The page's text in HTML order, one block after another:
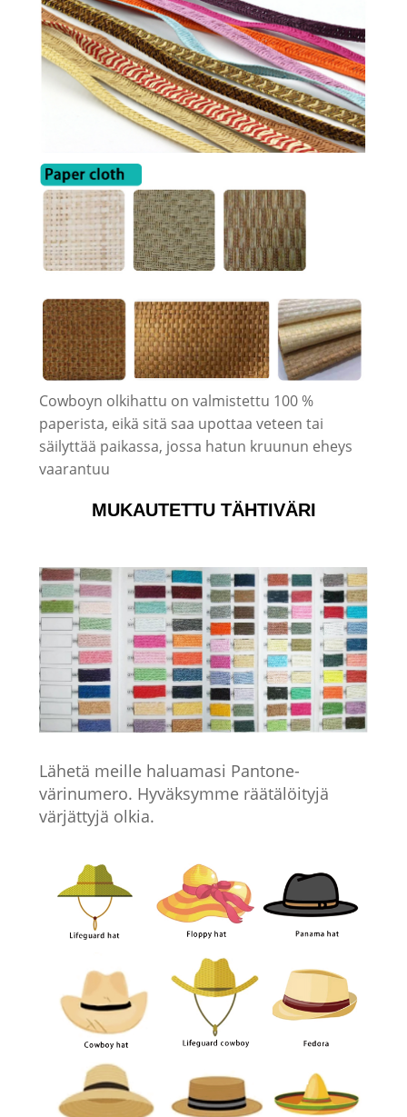
Cowboyn olkihattu on valmistettu 100 %
paperista, eikä sitä saa upottaa veteen tai
säilyttää paikassa, jossa hatun kruunun eheys
vaarantuu
MUKAUTETTU TÄHTIVÄRI
Lähetä meille haluamasi Pantone-
värinumero. Hyväksymme räätälöityjä
värjättyjä olkia.